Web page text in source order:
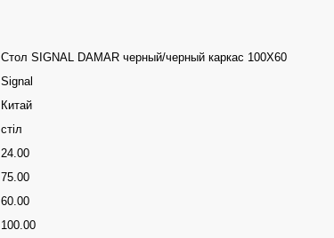
Стол SIGNAL DAMAR черный/черный каркас 100X60
Signal
Китай
стіл
24.00
75.00
60.00
100.00